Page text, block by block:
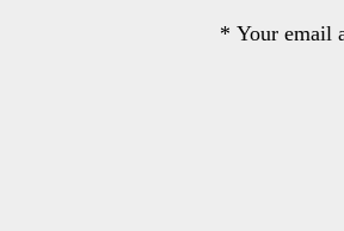
Your email
*